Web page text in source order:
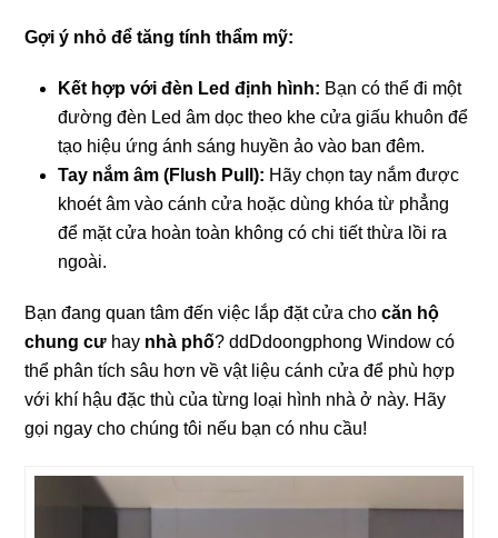
Gợi ý nhỏ để tăng tính thẩm mỹ:
Kết hợp với đèn Led định hình: Bạn có thể đi một
đường đèn Led âm dọc theo khe cửa giấu khuôn để
tạo hiệu ứng ánh sáng huyền ảo vào ban đêm.
Tay nắm âm (Flush Pull): Hãy chọn tay nắm được
khoét âm vào cánh cửa hoặc dùng khóa từ phẳng
để mặt cửa hoàn toàn không có chi tiết thừa lồi ra
ngoài.
Bạn đang quan tâm đến việc lắp đặt cửa chocăn hộ
chung cư hay nhà phố? ddDdoongphong Window có
thể phân tích sâu hơn về vật liệu cánh cửa để phù hợp
với khí hậu đặc thù của từng loại hình nhà ở này. Hãy
gọi ngay cho chúng tôi nếu bạn có nhu cầu!